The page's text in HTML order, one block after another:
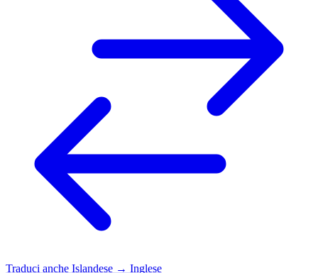
Traduci anche Islandese → Inglese